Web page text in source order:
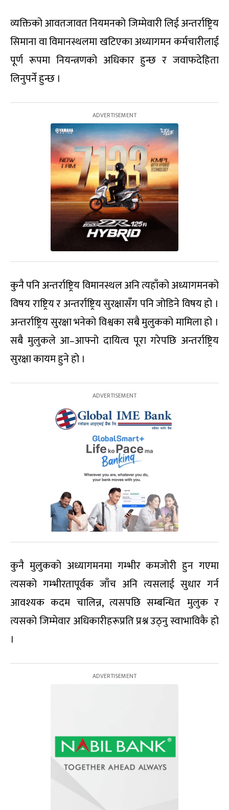
व्यक्तिको आवतजावत नियमनको जिम्मेवारी लिई अन्तर्राष्ट्रिय
सिमाना वा विमानस्थलमा खटिएका अध्यागमन कर्मचारीलाई
पूर्ण रूपमा नियन्त्रणको अधिकार हुन्छ र जवाफदेहिता
लिनुपर्ने हुन्छ ।
कुनै पनि अन्तर्राष्ट्रिय विमानस्थल अनि त्यहाँको अध्यागमनको
विषय राष्ट्रिय र अन्तर्राष्ट्रिय सुरक्षासँग पनि जोडिने विषय हो ।
अन्तर्राष्ट्रिय सुरक्षा भनेको विश्वका सबै मुलुकको मामिला हो ।
सबै मुलुकले आ–आफ्नो दायित्व पूरा गरेपछि अन्तर्राष्ट्रिय
सुरक्षा कायम हुने हो ।
कुनै मुलुकको अध्यागमनमा गम्भीर कमजोरी हुन गएमा
त्यसको गम्भीरतापूर्वक जाँच अनि त्यसलाई सुधार गर्न
आवश्यक कदम चालिन्न, त्यसपछि सम्बन्धित मुलुक र
त्यसको जिम्मेवार अधिकारीहरूप्रति प्रश्न उठ्नु स्वाभाविकै हो
।